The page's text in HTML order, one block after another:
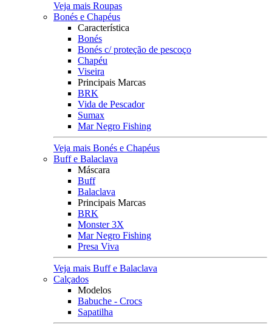
Veja mais Roupas
Bonés e Chapéus
Característica
Bonés
Bonés c/ proteção de pescoço
Chapéu
Viseira
Principais Marcas
BRK
Vida de Pescador
Sumax
Mar Negro Fishing
Veja mais Bonés e Chapéus
Buff e Balaclava
Máscara
Buff
Balaclava
Principais Marcas
BRK
Monster 3X
Mar Negro Fishing
Presa Viva
Veja mais Buff e Balaclava
Calçados
Modelos
Babuche - Crocs
Sapatilha